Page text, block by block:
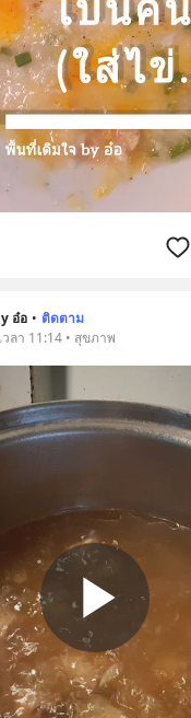
อ๋อ • ติดตาม
ลา 11:14 • สุขภาพ